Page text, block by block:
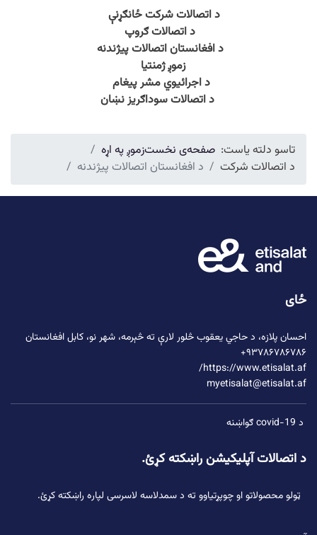
د اتصالات شرکت ځانګړنې
د اتصالات ګروپ
د افغانستان اتصالات پیژندنه
زموږ ژمنتیا
د اجرائیوي مشر پیغام
د اتصالات سوداګریز نښان
تاسو دلته یاست: صفحه‌ی نخستزموږ په اړه
د اتصالات شرکت
د افغانستان اتصالات پیژندنه
ځای
احسان پلازه، د حاجي یعقوب څلور لارې ته څېرمه، شهر نو، کابل افغانستان
۹۳۷۸۶۷۸۶۷۸۶+
https://www.etisalat.af/
myetisalat@etisalat.af
د covid-19 ګواښنه
د اتصالات آپلیکیشن راښکته کړئ.
ټولو محصولاتو او چوپړتیاوو ته د سمدلاسه لاسرسی لپاره راښکته کړئ.